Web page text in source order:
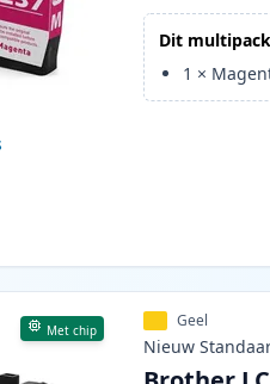
Dit
1 ×
Met chip Geel
Nieuw